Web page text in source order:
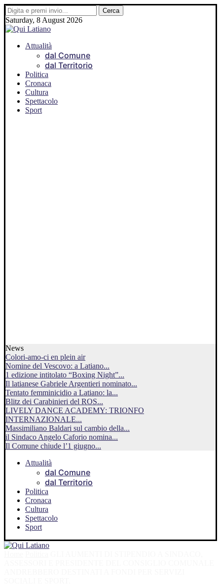
Saturday, 8 August 2026
Attualità
dal Comune
dal Territorio
Politica
Cronaca
Cultura
Spettacolo
Sport
News
Colori-amo-ci en plein air
Nomine del Vescovo: a Latiano...
1 edizione intitolato “Boxing Night”...
Il latianese Gabriele Argentieri nominato...
Tentato femminicidio a Latiano: la...
Blitz dei Carabinieri del ROS...
LIVELY DANCE ACADEMY: TRIONFO
INTERNAZIONALE...
Massimiliano Baldari sul cambio della...
il Sindaco Angelo Caforio nomina...
Il Comune chiude l’1 giugno...
Attualità
dal Comune
dal Territorio
Politica
Cronaca
Cultura
Spettacolo
Sport